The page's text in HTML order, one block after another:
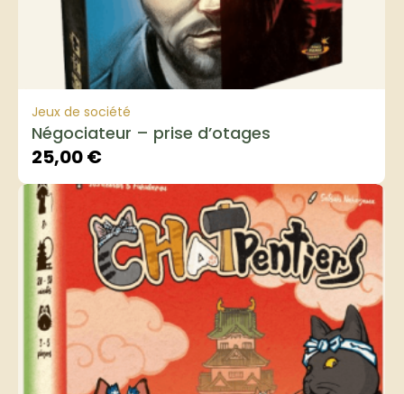
Jeux de société
Négociateur – prise d’otages
25,00€